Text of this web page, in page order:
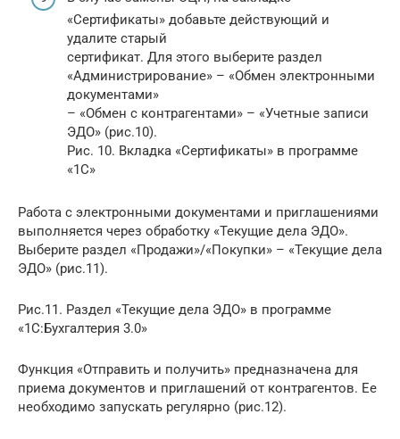
«Сертификаты» добавьте действующий и
удалите старый
сертификат. Для этого выберите раздел
«Администрирование» – «Обмен электронными
документами»
– «Обмен с контрагентами» – «Учетные записи
ЭДО» (рис.10).
Рис. 10. Вкладка «Сертификаты» в программе
«1С»
Работа с электронными документами и приглашениями
выполняется через обработку «Текущие дела ЭДО».
Выберите раздел «Продажи»/«Покупки» – «Текущие дела
ЭДО» (рис.11).
Рис.11. Раздел «Текущие дела ЭДО» в программе
«1С:Бухгалтерия 3.0»
Функция «Отправить и получить» предназначена для
приема документов и приглашений от контрагентов. Ее
необходимо запускать регулярно (рис.12).